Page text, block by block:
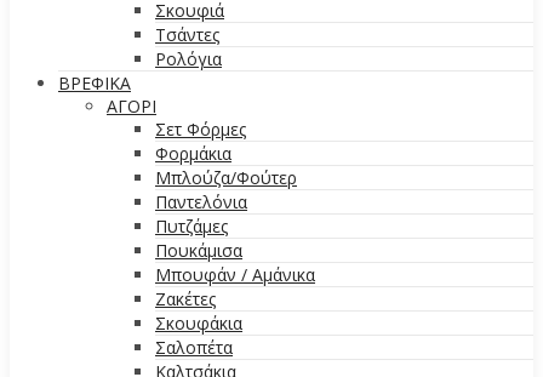
Σκουφιά
Τσάντες
Ρολόγια
ΒΡΕΦΙΚΑ
ΑΓΟΡΙ
Σετ Φόρμες
Φορμάκια
Μπλούζα/Φούτερ
Παντελόνια
Πυτζάμες
Πουκάμισα
Μπουφάν / Αμάνικα
Ζακέτες
Σκουφάκια
Σαλοπέτα
Καλτσάκια